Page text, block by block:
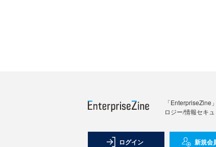
「EnterpriseZine
ロジー/情報セキ
ログイン 新規会